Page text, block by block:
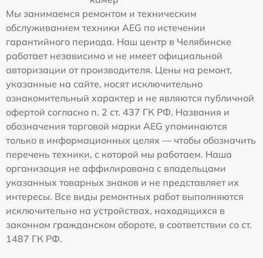
Мы занимаемся ремонтом и техническим
обслуживанием техники AEG по истечении
гарантийного периода. Наш центр в Челябинске
работает независимо и не имеет официальной
авторизации от производителя. Цены на ремонт,
указанные на сайте, носят исключительно
ознакомительный характер и не являются публичной
офертой согласно п. 2 ст. 437 ГК РФ. Названия и
обозначения торговой марки AEG упоминаются
только в информационных целях — чтобы обозначить
перечень техники, с которой мы работаем. Наша
организация не аффилирована с владельцами
указанных товарных знаков и не представляет их
интересы. Все виды ремонтных работ выполняются
исключительно на устройствах, находящихся в
законном гражданском обороте, в соответствии со ст.
1487 ГК РФ.